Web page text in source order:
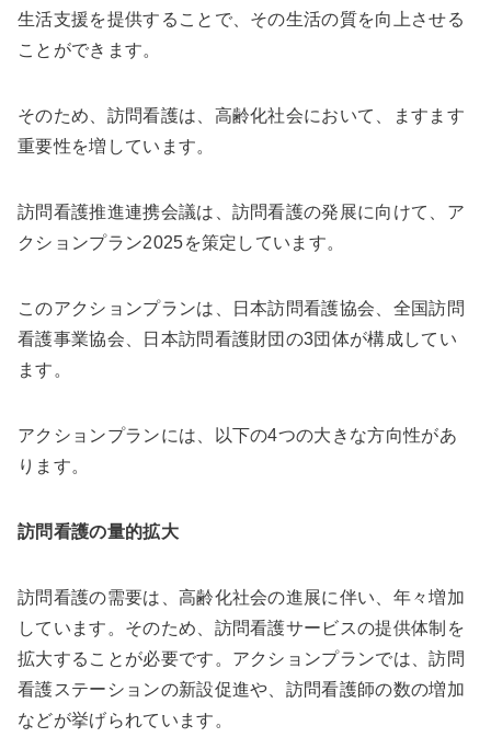
生活支援を提供することで、その生活の質を向上させる
ことができます。
そのため、訪問看護は、高齢化社会において、ますます
重要性を増しています。
訪問看護推進連携会議は、訪問看護の発展に向けて、ア
クションプラン2025を策定しています。
このアクションプランは、日本訪問看護協会、全国訪問
看護事業協会、日本訪問看護財団の3団体が構成してい
ます。
アクションプランには、以下の4つの大きな方向性があ
ります。
訪問看護の量的拡大
訪問看護の需要は、高齢化社会の進展に伴い、年々増加
しています。そのため、訪問看護サービスの提供体制を
拡大することが必要です。アクションプランでは、訪問
看護ステーションの新設促進や、訪問看護師の数の増加
などが挙げられています。